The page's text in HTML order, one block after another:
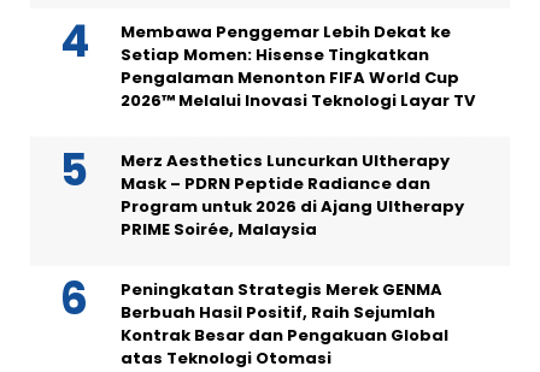
Membawa Penggemar Lebih Dekat ke
Setiap Momen: Hisense Tingkatkan
Pengalaman Menonton FIFA World Cup
2026™ Melalui Inovasi Teknologi Layar TV
Merz Aesthetics Luncurkan Ultherapy
Mask – PDRN Peptide Radiance dan
Program untuk 2026 di Ajang Ultherapy
PRIME Soirée, Malaysia
Peningkatan Strategis Merek GENMA
Berbuah Hasil Positif, Raih Sejumlah
Kontrak Besar dan Pengakuan Global
atas Teknologi Otomasi